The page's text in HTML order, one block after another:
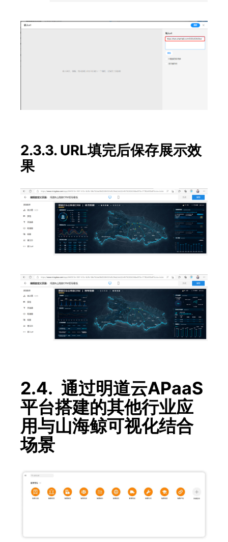
2.3.3. URL填完后保存展示效
果
2.4. 通过明道云APaaS
平台搭建的其他行业应
用与山海鲸可视化结合
场景